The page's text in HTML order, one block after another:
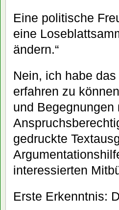
Eine politische
eine
ändern.“
Nein, ich habe
erfahren zu
und
gedruckte
interessierten
Erste Erkenntnis: